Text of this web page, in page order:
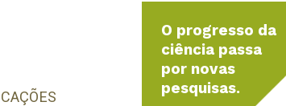
O progresso da
ciência passa
por novas
pesquisas.